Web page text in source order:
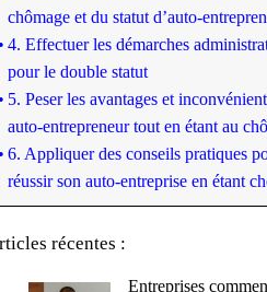
chômage et du statut d’auto-
4. Effectuer les démarches
pour le double statut
5. Peser les avantages et
auto-entrepreneur tout en étant au
6. Appliquer des conseils pratiques
réussir son auto-entreprise en étant
récentes :
Entreprises